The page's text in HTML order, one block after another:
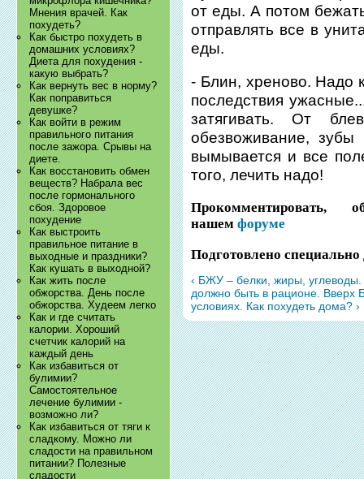
Мнения врачей. Как
похудеть?
Как быстро похудеть в
домашних условиях?
Диета для похудения -
какую выбрать?
Как вернуть вес в норму?
Как поправиться
девушке?
Как войти в режим
правильного питания
после зажора. Срывы на
диете.
Как восстановить обмен
веществ? Набрала вес
после гормонального
сбоя. Здоровое
похудение
Как выстроить
правильное питание в
выходные и праздники?
Как кушать в выходной?
Как жить после
обжорства. День после
обжорства. Худеем легко
Как и где считать
калории. Хороший
счетчик калорий на
каждый день
Как избавиться от
булимии?
Самостоятельное
лечение булимии -
возможно ли?
Как избавиться от тяги к
сладкому. Можно ли
сладости на правильном
питании? Полезные
сладости
от еды. А потом
отправлять все в
еды.
- Блин, хреново. Надо
последствия
затягивать. От
обезвоживание, зубы
вымывается и все
того, лечить надо!
нашемфоруме
Подготовлено специально
‹ БЖУ – белки, жиры, углеводы.
должно быть в рационе. Вверх
условиях. Как похудеть дома? ›